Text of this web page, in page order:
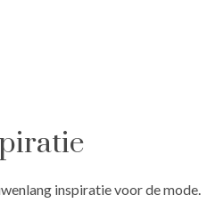
inspiratie voor de mode.